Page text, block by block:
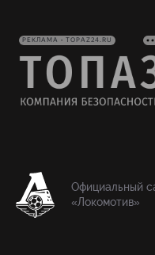
РЕКЛАМА • TOPAZ24.RU
Официальный
«Локомотив»